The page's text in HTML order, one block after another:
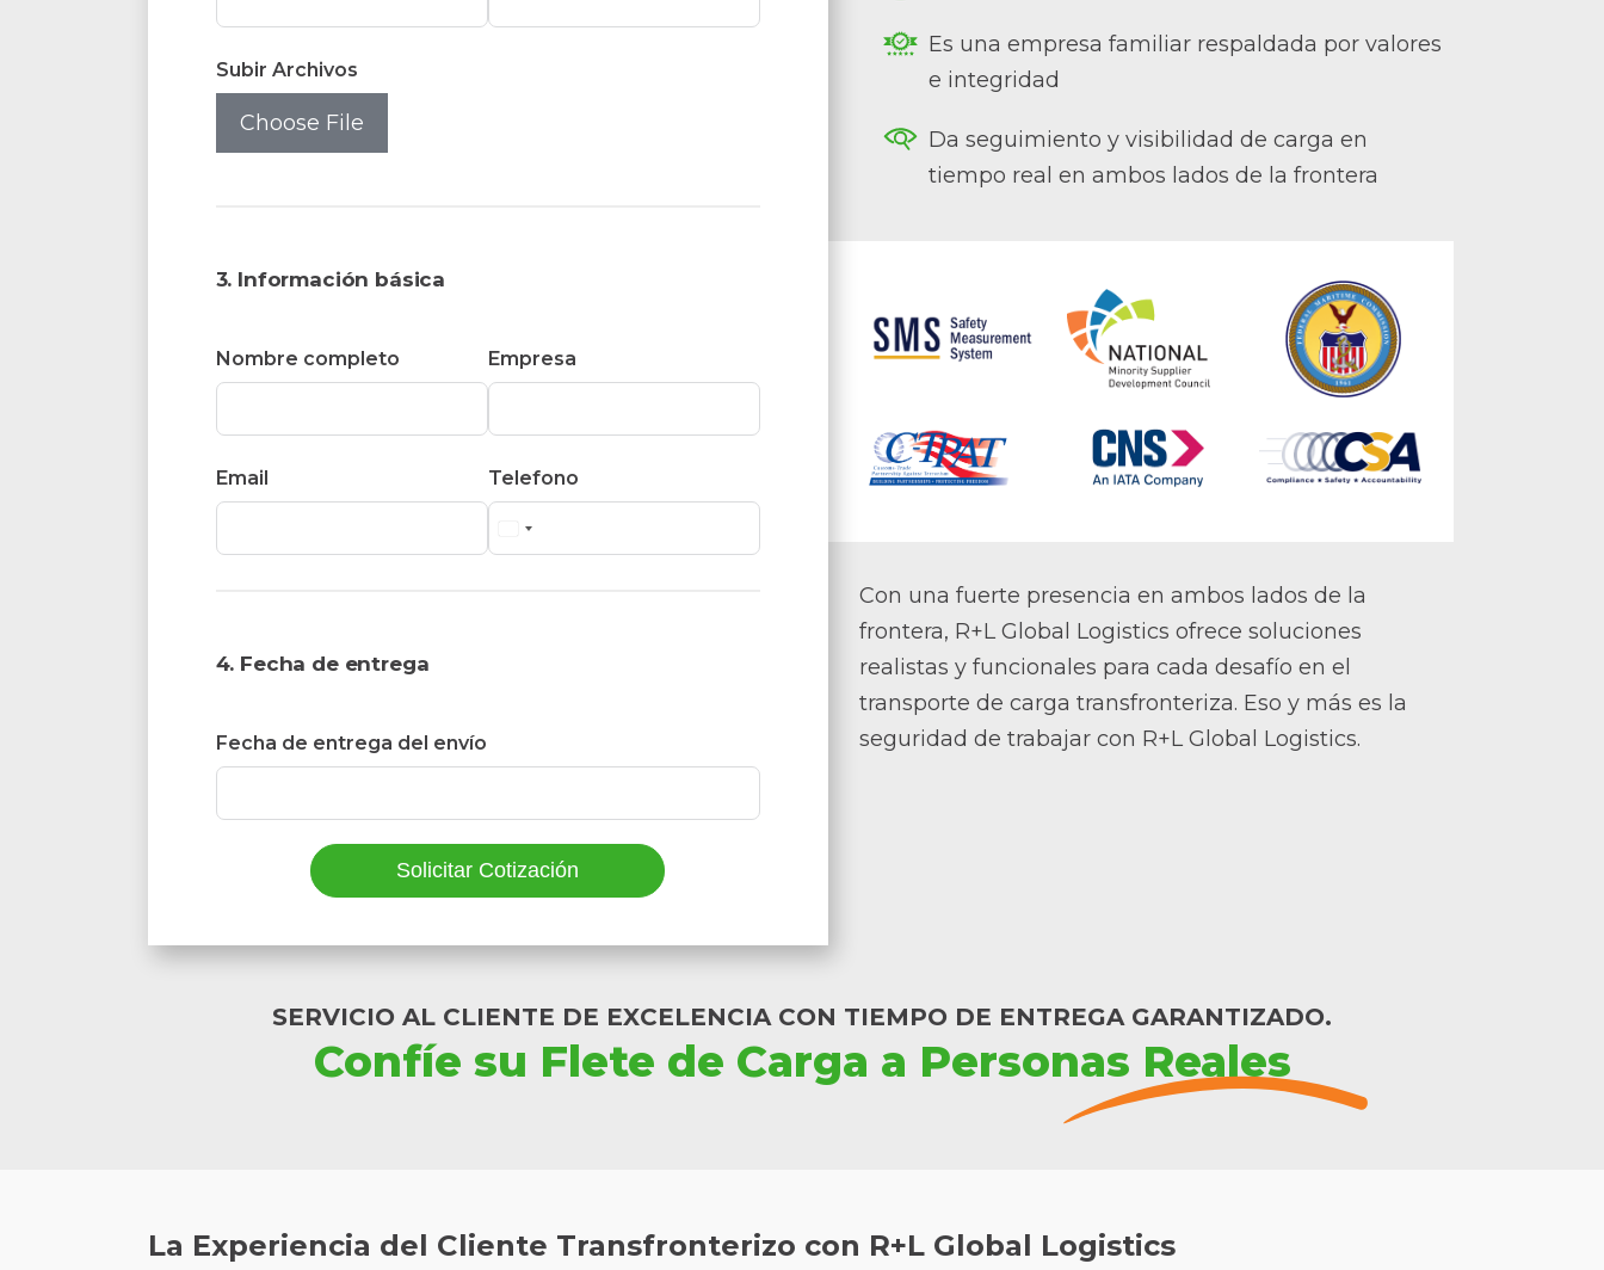
Subir Archivos
Choose File
3. Información básica
Nombre completo Empresa
Email Telefono
4. Fecha de entrega
Fecha de entrega del envío
Solicitar Cotización
Es una empresa familiar respaldada por valores
e integridad
Da seguimiento y visibilidad de carga en
tiempo real en ambos lados de la frontera
Con una fuerte presencia en ambos lados de la
frontera, R+L Global Logistics ofrece soluciones
realistas y funcionales para cada desafío en el
transporte de carga transfronteriza. Eso y más es la
seguridad de trabajar con R+L Global Logistics.
SERVICIO AL CLIENTE DE EXCELENCIA CON TIEMPO DE ENTREGA GARANTIZADO.
Confíe su Flete de Carga a Personas Reales
La Experiencia del Cliente Transfronterizo con R+L Global Logistics